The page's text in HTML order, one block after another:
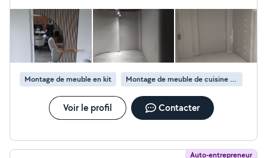
Montage de meuble en kit Montage de meuble de cuisine en kit
Voir le profil Contacter
Auto-entrepreneur